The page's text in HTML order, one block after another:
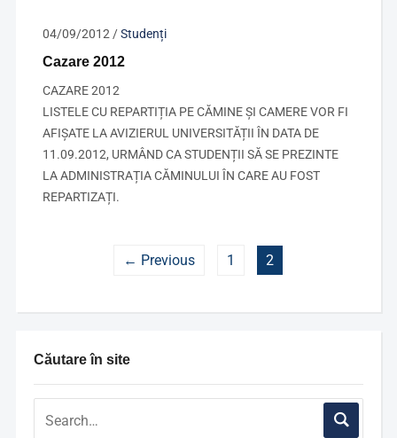
Căutare în site
04/09/2012 /Studenți
Cazare 2012
CAZARE 2012
LISTELE CU REPARTIȚIA PE CĂMINE ȘI CAMERE VOR FI
AFIȘATE LA AVIZIERUL UNIVERSITĂȚII ÎN DATA DE
11.09.2012, URMÂND CA STUDENȚII SĂ SE PREZINTE
LA ADMINISTRAȚIA CĂMINULUI ÎN CARE AU FOST
REPARTIZAȚI.
← Previous 1 2